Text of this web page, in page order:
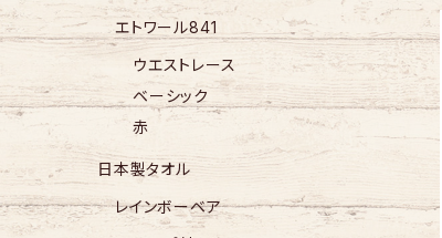
エトワール841
ウエストレース
ベーシック
赤
日本製タオル
レインボーベア